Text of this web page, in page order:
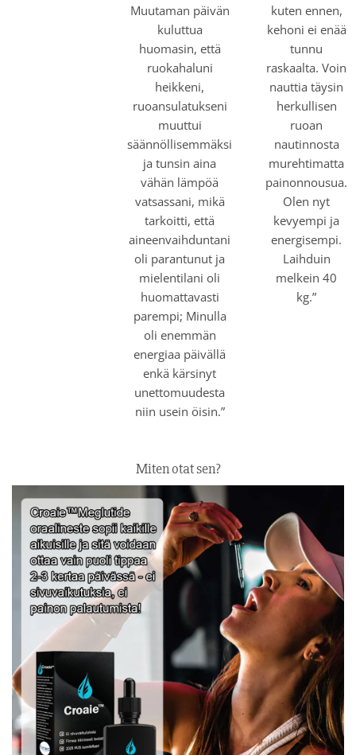
Muutaman päivän
kuluttua
huomasin, että
ruokahaluni
heikkeni,
ruoansulatukseni
muuttui
säännöllisemmäksi
ja tunsin aina
vähän lämpöä
vatsassani, mikä
tarkoitti, että
aineenvaihduntani
oli parantunut ja
mielentilani oli
huomattavasti
parempi; Minulla
oli enemmän
energiaa päivällä
enkä kärsinyt
unettomuudesta
niin usein öisin.”
kuten ennen,
kehoni ei enää
tunnu
raskaalta. Voin
nauttia täysin
herkullisen
ruoan
nautinnosta
murehtimatta
painonnousua.
Olen nyt
kevyempi ja
energisempi.
Laihduin
melkein 40
kg.”
Miten otat sen?